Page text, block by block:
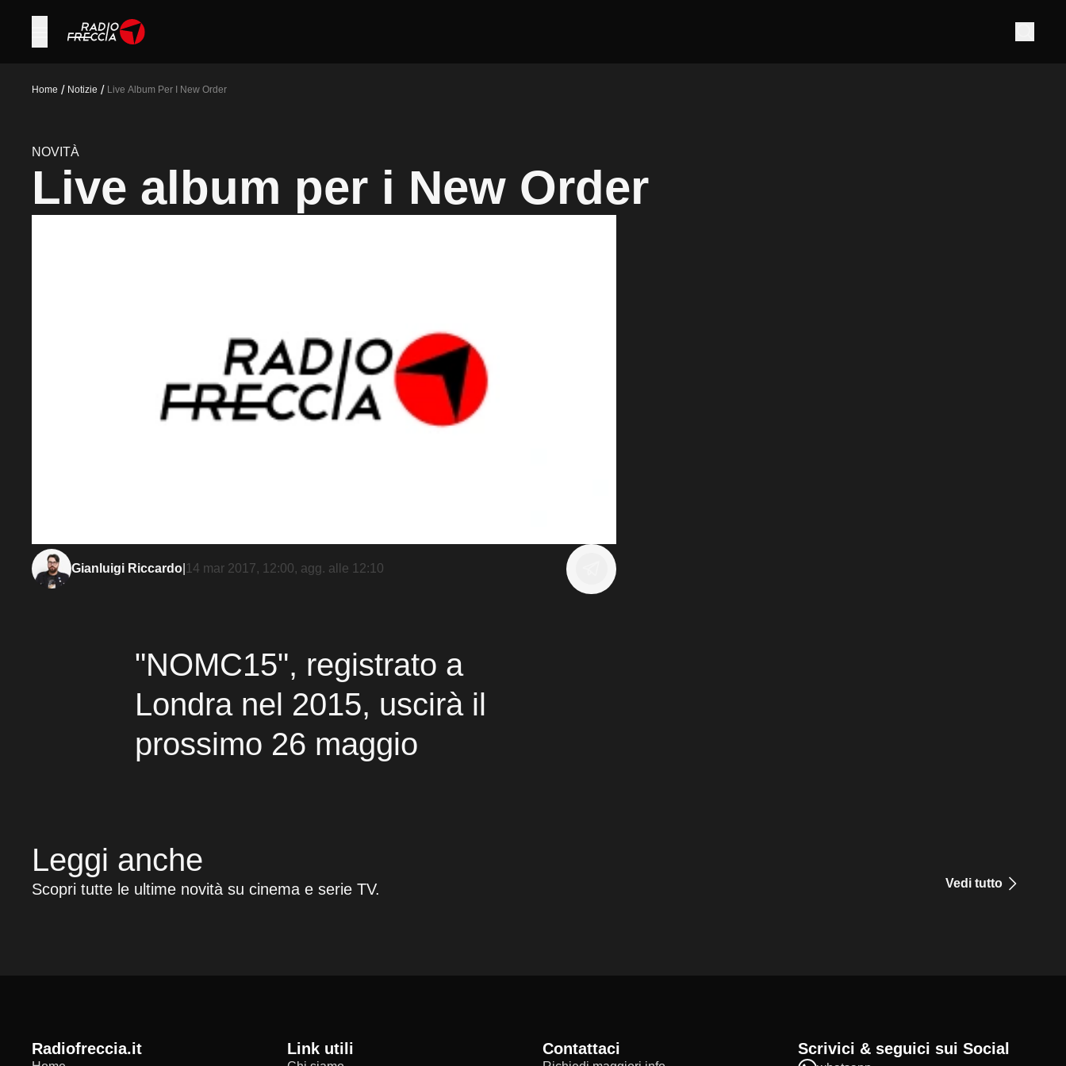
Home / Notizie / Live Album Per I New Order
NOVITÀ
Live album per i New Order
Gianluigi Riccardo 14 mar 2017, 12:00, agg. alle 12:10
"NOMC15", registrato a
Londra nel 2015, uscirà il
prossimo 26 maggio
Leggi anche
Scopri tutte le ultime novità su cinema e serie TV. Vedi tutto
radiofreccia.it Link utili Contattaci Scrivici & seguici sui Social